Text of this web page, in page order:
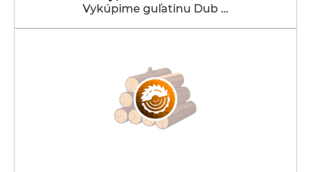
Vykúpime guľatinu Dub …